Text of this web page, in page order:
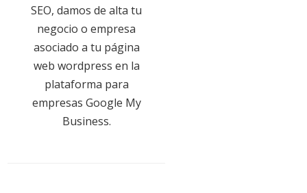
SEO, damos de alta tu
negocio o empresa
asociado a tu página
web wordpress en la
plataforma para
empresas Google My
Business.